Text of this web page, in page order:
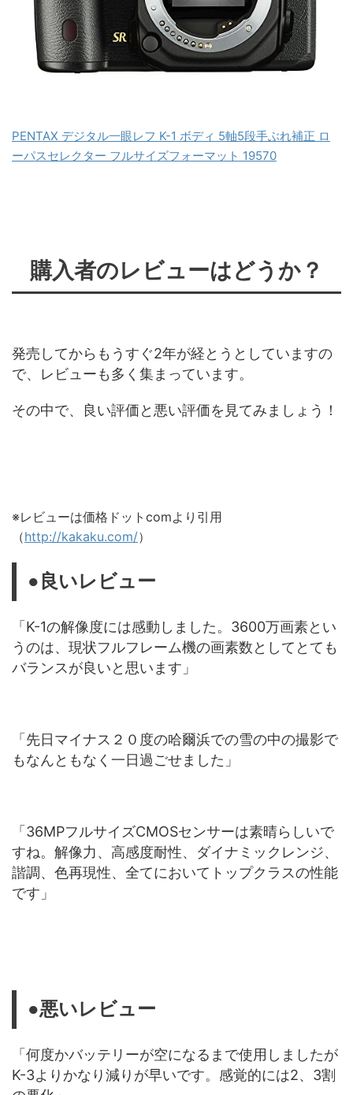
PENTAX デジタル一眼レフ K-1 ボディ 5軸5段手ぶれ補正 ロ
ーパスセレクター フルサイズフォーマット 19570
購入者のレビューはどうか？
発売してからもうすぐ2年が経とうとしていますの
で、レビューも多く集まっています。
その中で、良い評価と悪い評価を見てみましょう！
※レビューは価格ドットcomより引用
（http://kakaku.com/）
●良いレビュー
「K-1の解像度には感動しました。3600万画素とい
うのは、現状フルフレーム機の画素数としてとても
バランスが良いと思います」
「先日マイナス２０度の哈爾浜での雪の中の撮影で
もなんともなく一日過ごせました」
「36MPフルサイズCMOSセンサーは素晴らしいで
すね。解像力、高感度耐性、ダイナミックレンジ、
諧調、色再現性、全てにおいてトップクラスの性能
です」
●悪いレビュー
「何度かバッテリーが空になるまで使用しましたが
K-3よりかなり減りが早いです。感覚的には2、3割